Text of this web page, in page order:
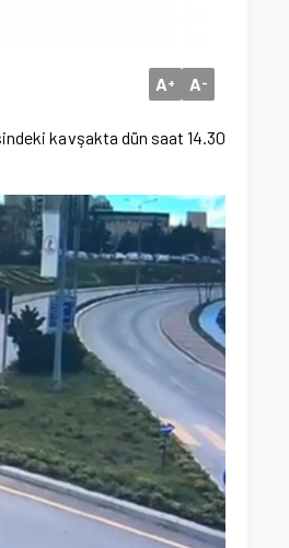
A+ A-
kavşakta dün saat 14.30